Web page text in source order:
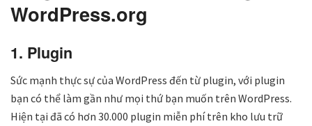
WordPress.org
1. Plugin
Sức mạnh thực sự của WordPress đến từ plugin, với plugin
bạn có thể làm gần như mọi thứ bạn muốn trên WordPress.
Hiện tại đã có hơn 30.000 plugin miễn phí trên kho lưu trữ